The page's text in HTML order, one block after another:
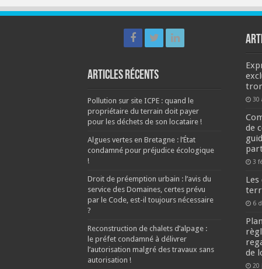
Articles récents
Pollution sur site ICPE : quand le
propriétaire du terrain doit payer
pour les déchets de son locataire !
Algues vertes en Bretagne : l’État
condamné pour préjudice écologique
!
Droit de préemption urbain : l’avis du
service des Domaines, certes prévu
par le Code, est-il toujours nécessaire
?
Reconstruction de chalets d’alpage :
le préfet condamné à délivrer
l’autorisation malgré des travaux sans
autorisation !
30
de
3
6
de
20